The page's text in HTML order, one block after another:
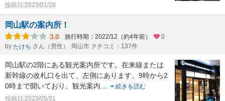
投稿日:2023/01/28
岡山駅の案内所！
3.0 旅行時期：2022/12（約4年前）
0
by たけち さん（男性） 岡山市 クチコミ：137件
岡山駅の2階にある観光案内所です。在来線または
新幹線の改札口を出て、左側にあります。9時から2
0時まで開いており、観光案内...
続きを読む
投稿日:2023/05/31